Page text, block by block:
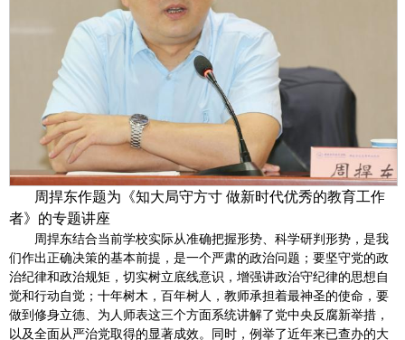
周捍东作题为《知大局守方寸 做新时代优秀的教育工作
者》的专题讲座
周捍东结合当前学校实际从准确把握形势、科学研判形势，是我
们作出正确决策的基本前提，是一个严肃的政治问题；要坚守党的政
治纪律和政治规矩，切实树立底线意识，增强讲政治守纪律的思想自
觉和行动自觉；十年树木，百年树人，教师承担着最神圣的使命，要
做到修身立德、为人师表这三个方面系统讲解了党中央反腐新举措，
以及全面从严治党取得的显著成效。同时，例举了近年来已查办的大